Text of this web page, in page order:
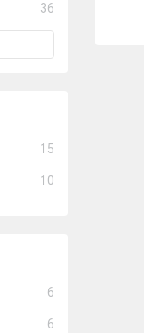
36
15
10
6
6